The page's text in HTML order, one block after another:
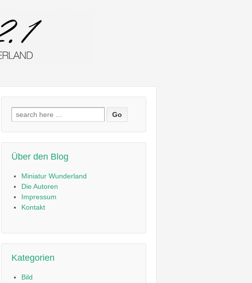
Suchen
nach:
Über den Blog
Miniatur Wunderland
Die Autoren
Impressum
Kontakt
Kategorien
Bild